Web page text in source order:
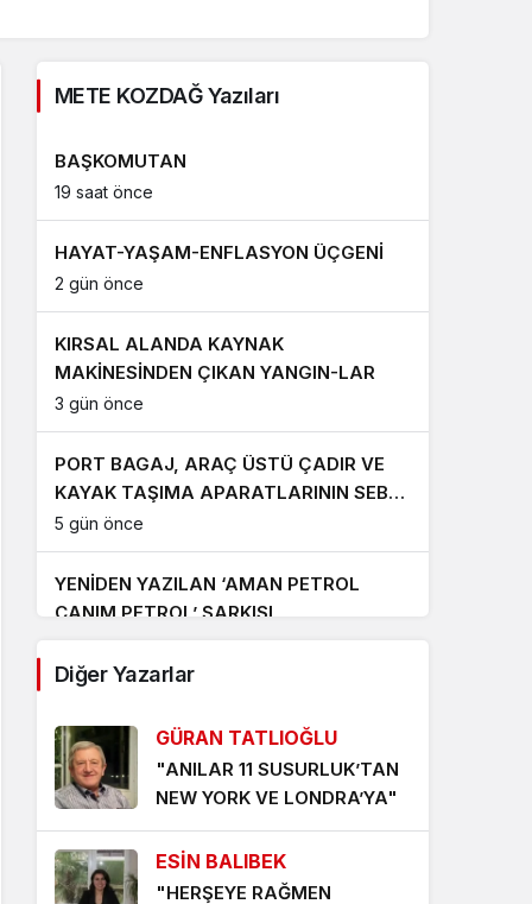
METE KOZDAĞ Yazıları
BAŞKOMUTAN
19 saat önce
HAYAT-YAŞAM-ENFLASYON ÜÇGENİ
2 gün önce
KIRSAL ALANDA KAYNAK
MAKİNESİNDEN ÇIKAN YANGIN-LAR
3 gün önce
PORT BAGAJ, ARAÇ ÜSTÜ ÇADIR VE
KAYAK TAŞIMA APARATLARININ SEBEP
OLDUĞU TRAFİK KAZALARI ‘UMARIM’
ARTMAZ
5 gün önce
YENİDEN YAZILAN ‘AMAN PETROL
CANIM PETROL’ ŞARKISI
7 gün önce
TERS DURAN TERAZİ KEFESİNDEN
1 hafta önce
Diğer Yazarlar
GÜRAN TATLIOĞLU
"ANILAR 11 SUSURLUK’TAN
NEW YORK VE LONDRA’YA"
ESİN BALIBEK
"HERŞEYE RAĞMEN